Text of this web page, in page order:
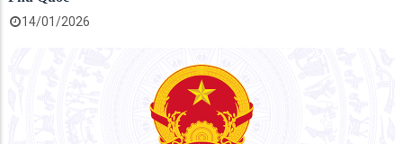
14/01/2026